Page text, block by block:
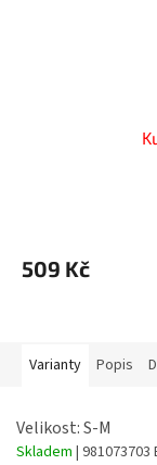
509 Kč
Varianty Popis
Velikost: S-M
Skladem | 981073703